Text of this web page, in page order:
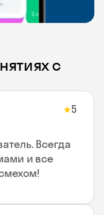
с
★5
Всегда
и все